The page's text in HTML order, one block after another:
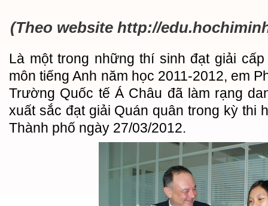
(Theo website http://
Là một trong những thí sinh đạt giải
môn tiếng Anh năm học 2011-2012, em
Trường Quốc tế Á Châu đã làm rạng
xuất sắc đạt giải Quán quân trong kỳ thi
Thành phố ngày 27/03/2012.